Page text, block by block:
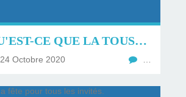
QU'EST-CE QUE LA TOUSSAINT ?
24 Octobre 2020